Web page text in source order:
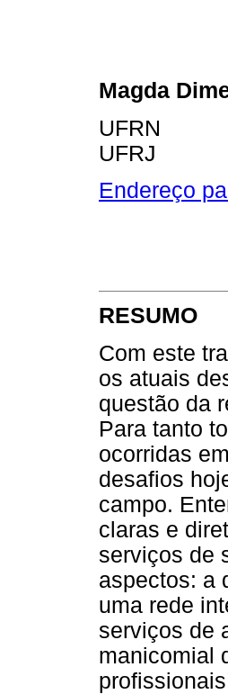
Magda
UFRN
UFRJ
Endereço
RESUMO
Com este
os atuais
questão da
Para tanto
ocorridas
desafios
campo.
claras e
serviços de
aspectos: a
uma rede
serviços de
manicomial